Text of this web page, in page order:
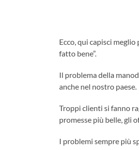
Ecco, qui capisci
fatto bene”.
Il problema della
anche nel nostro paese.
Troppi clienti si fanno
promesse più belle, gli
I problemi sempre più